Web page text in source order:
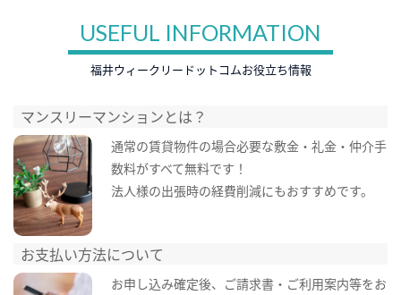
USEFUL INFORMATION
福井ウィークリードットコムお役立ち情報
マンスリーマンションとは？
通常の賃貸物件の場合必要な敷金・礼金・仲介手
数料がすべて無料です！
法人様の出張時の経費削減にもおすすめです。
お支払い方法について
お申し込み確定後、ご請求書・ご利用案内等をお